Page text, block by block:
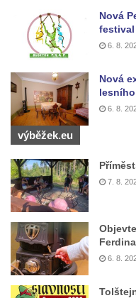
Hřbitovní kaple v Lipové
Márnice na bývalém
Hřbitovní kaple v
Kostel Navštívení
Lobendavě
Márnice na bývalém
Navštívení Panny
Kaple svaté Anny na
Lobendavy
Kostel svaté Máří
Kostel Narození
Kamenickém Šenově
Kostel svatého Jiří v
Nová
festival
6. 8.
Nová
6. 8.
výběžek.eu
7. 8.
6. 8.